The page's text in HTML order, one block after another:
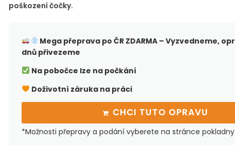
poškození čočky.
Mega přeprava po ČRZDARMA – Vyzvedneme,
dnů přivezeme
Na pobočce lze na počkání
Doživotní záruka na práci
CHCI TUTO OPRAVU
*Možnosti přepravy a podání vyberete na stránce pokladny